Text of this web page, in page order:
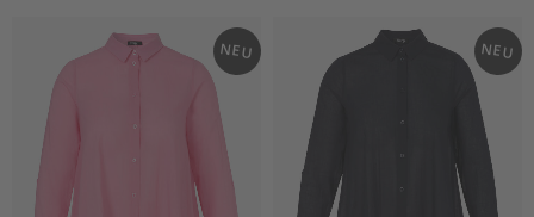
NEU NEU